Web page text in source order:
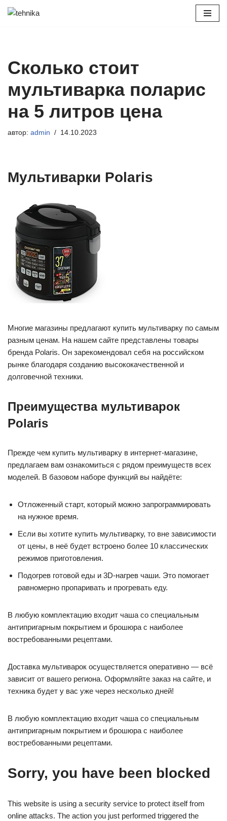
Сколько стоит
мультиварка поларис
на 5 литров цена
автор: admin 14.10.2023
Мультиварки Polaris
Многие магазины предлагают купить мультиварку по самым
разным ценам. На нашем сайте представлены товары
бренда Polaris. Он зарекомендовал себя на российском
рынке благодаря созданию высококачественной и
долговечной техники.
Преимущества мультиварок
Polaris
Прежде чем купить мультиварку в интернет-магазине,
предлагаем вам ознакомиться с рядом преимуществ всех
моделей. В базовом наборе функций вы найдёте:
Отложенный старт, который можно запрограммировать
на нужное время.
Если вы хотите купить мультиварку, то вне зависимости
от цены, в неё будет встроено более 10 классических
режимов приготовления.
Подогрев готовой еды и 3D-нагрев чаши. Это помогает
равномерно пропаривать и прогревать еду.
В любую комплектацию входит чаша со специальным
антипригарным покрытием и брошюра с наиболее
востребованными рецептами.
Доставка мультиварок осуществляется оперативно — всё
зависит от вашего региона. Оформляйте заказ на сайте, и
техника будет у вас уже через несколько дней!
В любую комплектацию входит чаша со специальным
антипригарным покрытием и брошюра с наиболее
востребованными рецептами.
Sorry, you have been blocked
This website is using a security service to protect itself from
online attacks. The action you just performed triggered the